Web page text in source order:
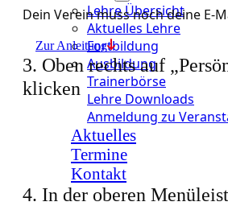
Lehre Übersicht
Aktuelles Lehre
Fortbildung
Ausbildung
Trainerbörse
Lehre Downloads
Anmeldung zu
Aktuelles
Termine
Kontakt
Dein Verein muss noch deine E-
Zur Anleitung
3. Oben rechts auf
klicken
4. In der oberen